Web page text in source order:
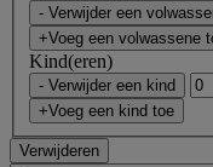
- Verwijder een
+Voeg een volwassene
Kind(eren)
- Verwijder een kind
+Voeg een kind toe
Verwijderen